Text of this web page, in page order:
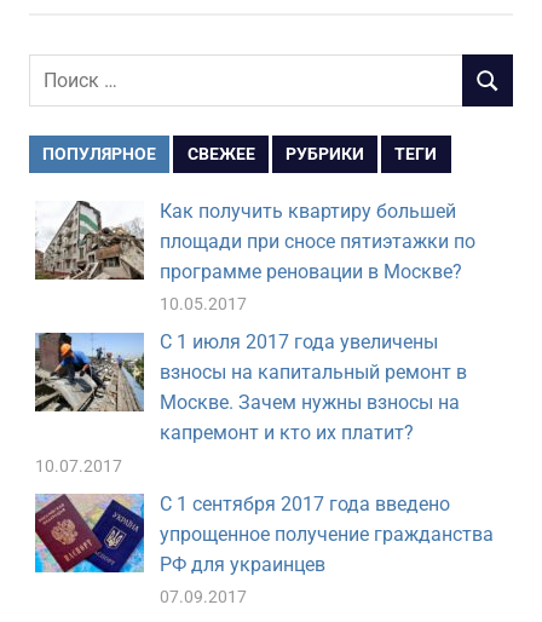
Поиск
ПОИСК
ПОПУЛЯРНОЕ СВЕЖЕЕ РУБРИКИ ТЕГИ
Как получить квартиру большей
площади при сносе пятиэтажки по
программе реновации в Москве?
10.05.2017
С 1 июля 2017 года увеличены
взносы на капитальный ремонт в
Москве. Зачем нужны взносы на
капремонт и кто их платит?
10.07.2017
С 1 сентября 2017 года введено
упрощенное получение гражданства
РФ для украинцев
07.09.2017